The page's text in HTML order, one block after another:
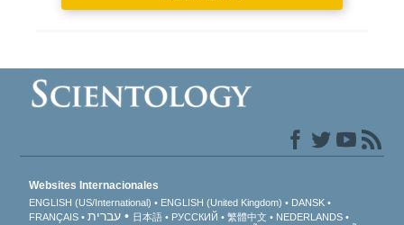
Websites Internacionales
ENGLISH (US/International) ENGLISH (United Kingdom)
DANSK
FRANÇAIS
עברית 日本語 РУССКИЙ 繁體中文
NEDERLANDS